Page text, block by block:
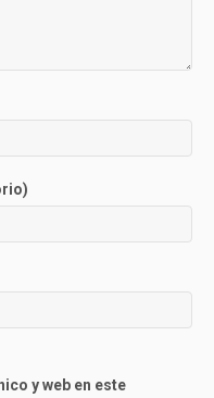
y web en este